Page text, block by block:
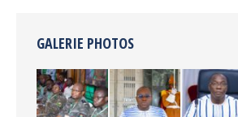
GALERIE PHOTOS